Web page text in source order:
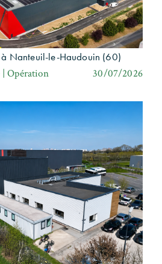
Nanteuil-le-Haudouin (60)
Opération 30/07/2026